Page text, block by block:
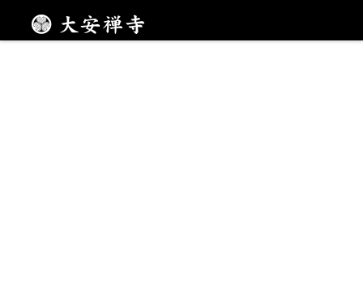
海外のお客様来山